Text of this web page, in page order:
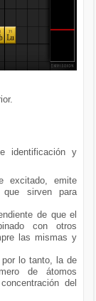
identificación y
excitado, emite
que sirven para
de que el
con otros
las mismas y
lo tanto, la de
de átomos
del